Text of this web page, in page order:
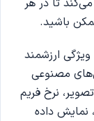
باشید.
ارزشمند
مصنوعی
نرخ فریم
نمایش داده